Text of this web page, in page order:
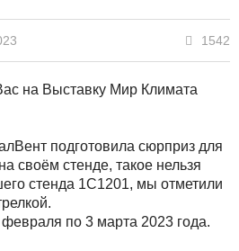
1542
на Выставку Мир Климата
подготовила сюрприз для
своём стенде, такое нельзя
стенда 1С1201, мы отметили
по 3 марта 2023 года.